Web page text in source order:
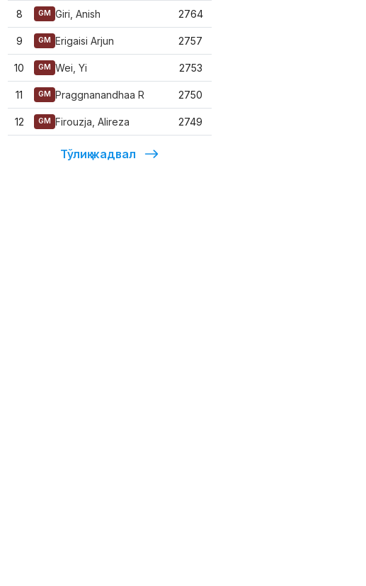
8 GM Giri, Anish 2764
9 GM Erigaisi Arjun 2757
10 GM Wei, Yi 2753
11 GM Praggnanandhaa R 2750
12 GM Firouzja, Alireza 2749
Тўлиқ жадвал